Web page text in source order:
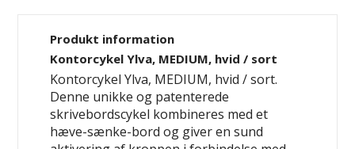
Produkt information
Kontorcykel Ylva, MEDIUM, hvid / sort
Kontorcykel Ylva, MEDIUM, hvid / sort.
Denne unikke og patenterede
skrivebordscykel kombineres med et
hæve-sænke-bord og giver en sund